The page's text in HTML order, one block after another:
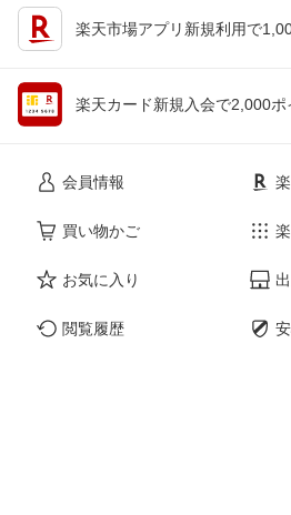
楽天市場アプリ新規利用で
楽天カード新規入会で2,000ポ
会員情報
買い物かご
お気に入り
閲覧履歴